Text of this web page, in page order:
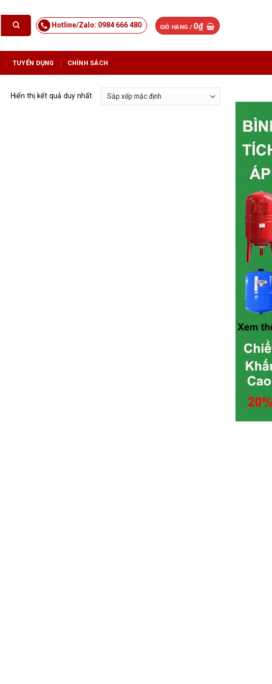
Hotline/Zalo: 0984 666 480 GIỎ HÀNG / 0₫
TUYỂN DỤNG CHÍNH SÁCH
Hiển thị kết quả duy nhất